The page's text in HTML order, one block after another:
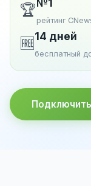
🏆№1
рейтинг
🆓14 дней
бесплатный
Подключить